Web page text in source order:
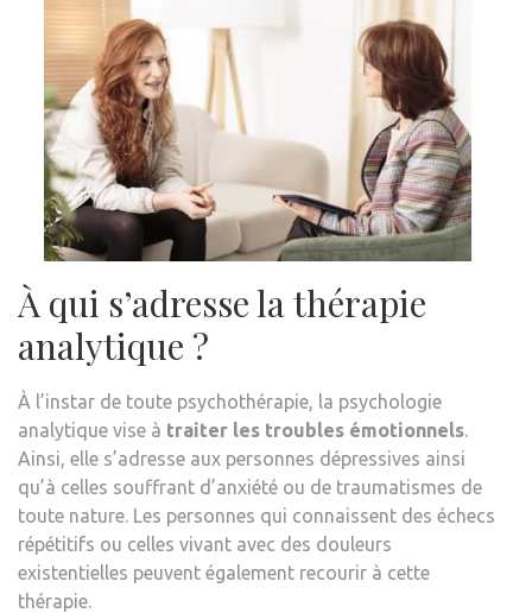
À qui s’adresse la thérapie
analytique ?
À l’instar de toute psychothérapie, la psychologie
analytique vise à traiter les troubles émotionnels.
Ainsi, elle s’adresse aux personnes dépressives ainsi
qu’à celles souffrant d’anxiété ou de traumatismes de
toute nature. Les personnes qui connaissent des échecs
répétitifs ou celles vivant avec des douleurs
existentielles peuvent également recourir à cette
thérapie.